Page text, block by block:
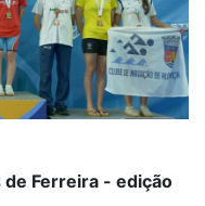
Ferreira - edição